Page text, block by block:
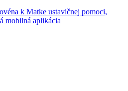
k Matke ustavičnej pomoci,
mobilná aplikácia